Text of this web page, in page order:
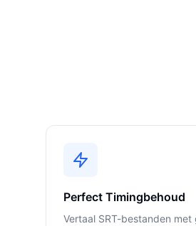
Perfect Timingbehoud
Vertaal SRT-bestanden